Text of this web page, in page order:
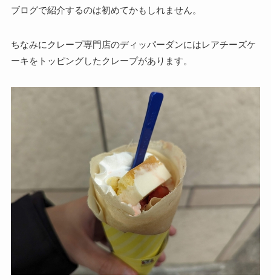
ブログで紹介するのは初めてかもしれません。
ちなみにクレープ専門店のディッパーダンにはレアチーズケ
ーキをトッピングしたクレープがあります。